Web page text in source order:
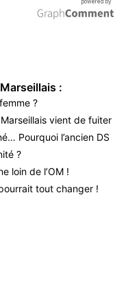
:
?
vient de fuiter
Pourquoi l’ancien DS
?
loin de l’OM !
tout changer !